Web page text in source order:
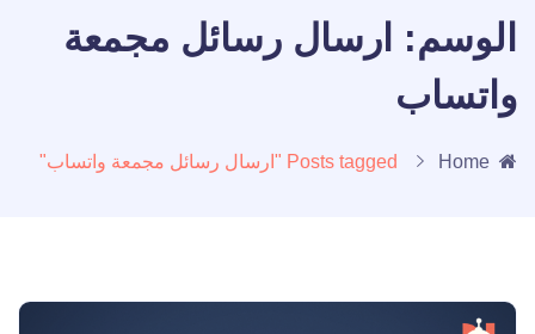
الوسم: ارسال رسائل مجمعة
واتساب
Home Posts tagged "ارسال رسائل مجمعة واتساب"